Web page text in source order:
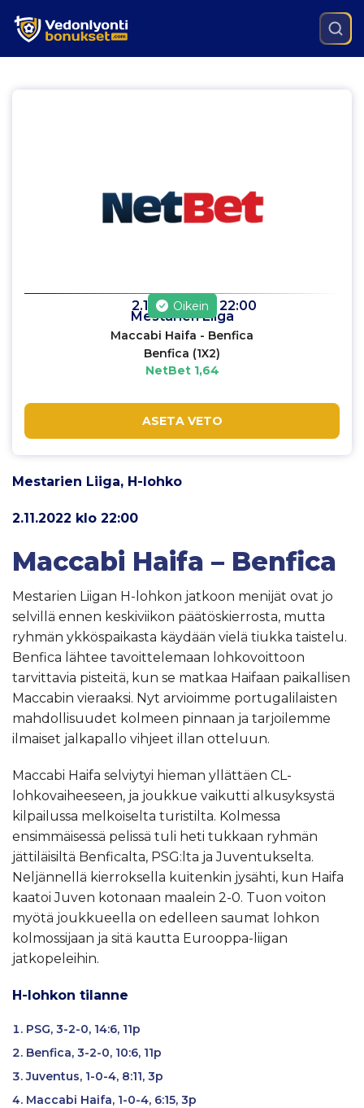
2.11.2022 klo 22:00
Mestarien Liiga
Maccabi Haifa - Benfica
Benfica (1X2)
NetBet 1,64
Oikein
ASETA VETO
Mestarien Liiga, H-lohko
2.11.2022 klo 22:00
Maccabi Haifa – Benfica
Mestarien Liigan H-lohkon jatkoon menijät ovat jo
selvillä ennen keskiviikon päätöskierrosta, mutta
ryhmän ykköspaikasta käydään vielä tiukka taistelu.
Benfica lähtee tavoittelemaan lohkovoittoon
tarvittavia pisteitä, kun se matkaa Haifaan paikallisen
Maccabin vieraaksi. Nyt arvioimme portugalilaisten
mahdollisuudet kolmeen pinnaan ja tarjoilemme
ilmaiset jalkapallo vihjeet illan otteluun.
Maccabi Haifa selviytyi hieman yllättäen CL-
lohkovaiheeseen, ja joukkue vaikutti alkusyksystä
kilpailussa melkoiselta turistilta. Kolmessa
ensimmäisessä pelissä tuli heti tukkaan ryhmän
jättiläisiltä Benficalta, PSG:lta ja Juventukselta.
Neljännellä kierroksella kuitenkin jysähti, kun Haifa
kaatoi Juven kotonaan maalein 2-0. Tuon voiton
myötä joukkueella on edelleen saumat lohkon
kolmossijaan ja sitä kautta Eurooppa-liigan
jatkopeleihin.
H-lohkon tilanne
PSG, 3-2-0, 14:6, 11p
Benfica, 3-2-0, 10:6, 11p
Juventus, 1-0-4, 8:11, 3p
Maccabi Haifa, 1-0-4, 6:15, 3p